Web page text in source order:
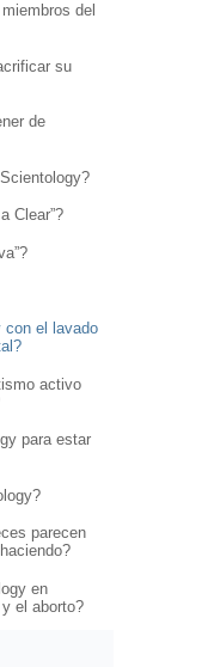
del
su
de
Clear”?
con el lavado
activo
para estar
parecen
en
el aborto?